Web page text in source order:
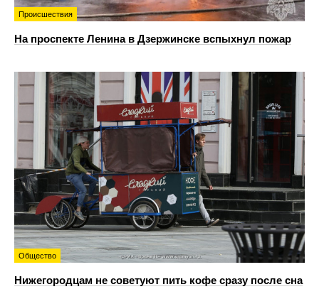
Происшествия
На проспекте Ленина в Дзержинске вспыхнул пожар
Общество
Нижегородцам не советуют пить кофе сразу после сна